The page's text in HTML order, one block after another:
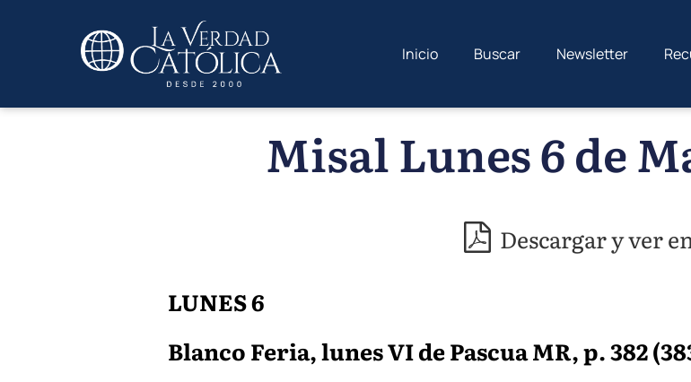
Inicio Buscar Newsletter
Misal Lunes 6 de
Descargar y ver
LUNES 6
Blanco Feria, lunes VI de Pascua MR, p. 382